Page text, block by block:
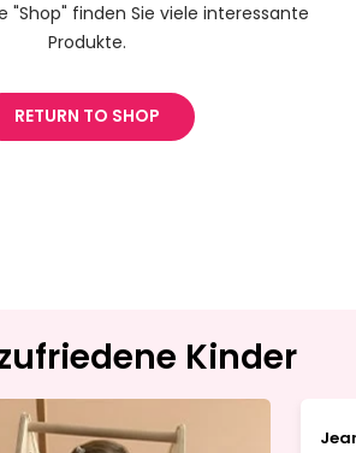
"Shop" finden Sie viele interessante
Produkte.
RETURN TO SHOP
Kinder